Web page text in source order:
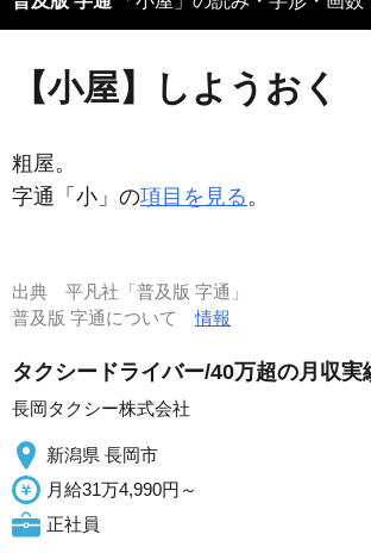
【小屋】しようおく
粗屋。
字通「小」の項目を見る。
出典 平凡社「普及版 字通」
普及版 字通について情報
タクシードライバー/40万超の月収実
長岡タクシー株式会社
新潟県 長岡市
月給31万4,990円～
正社員